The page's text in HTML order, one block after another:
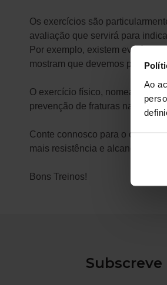
Ao
Os exercícios são
avaliação que servirá para
Por exemplo, existem
mostram que devemos
O exercício físico,
prevenção de fraturas na
Conte connosco para o orientar
mais resistência e alcançando
Bons Treinos!